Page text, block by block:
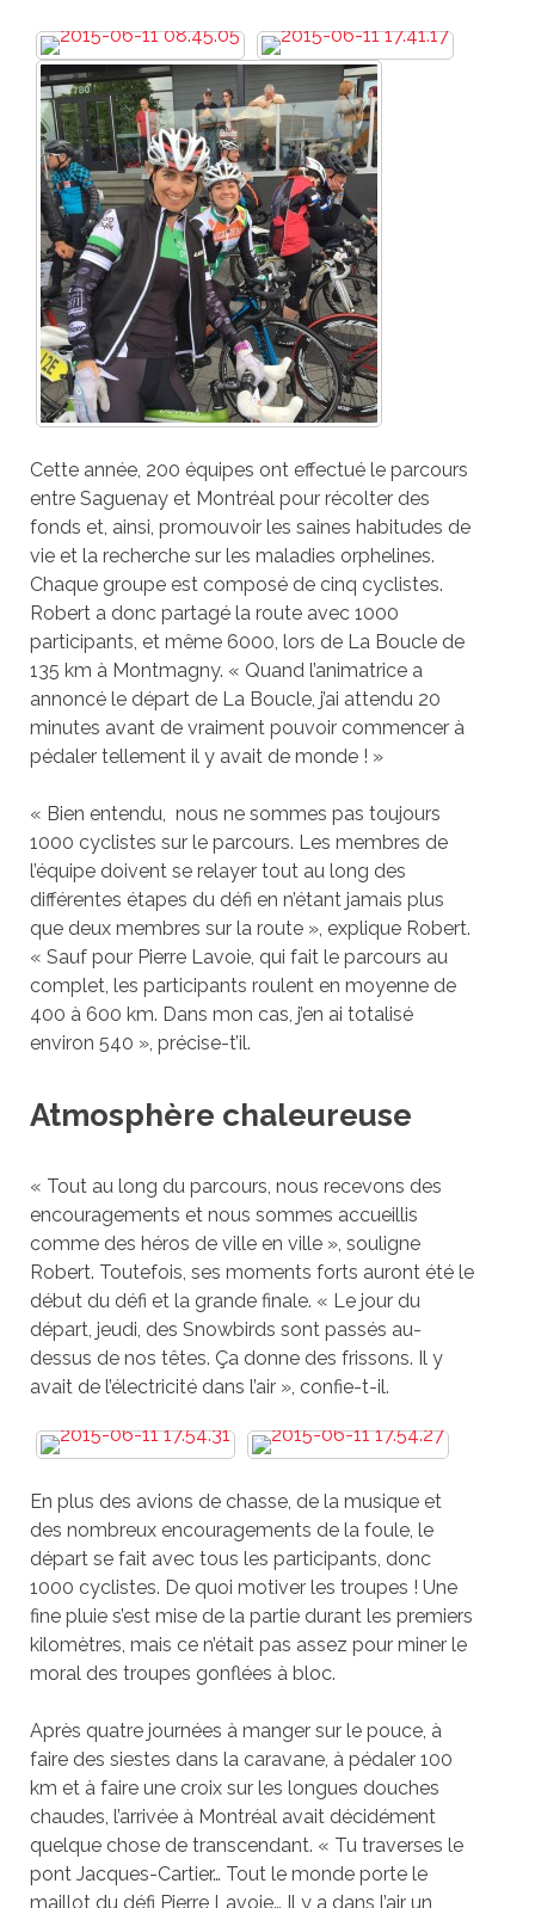
Cette année, 200 équipes ont effectué le parcours
entre Saguenay et Montréal pour récolter des
fonds et, ainsi, promouvoir les saines habitudes de
vie et la recherche sur les maladies orphelines.
Chaque groupe est composé de cinq cyclistes.
Robert a donc partagé la route avec 1000
participants, et même 6000, lors de La Boucle de
135 km à Montmagny. « Quand l’animatrice a
annoncé le départ de La Boucle, j’ai attendu 20
minutes avant de vraiment pouvoir commencer à
pédaler tellement il y avait de monde ! »
« Bien entendu, nous ne sommes pas toujours
1000 cyclistes sur le parcours. Les membres de
l’équipe doivent se relayer tout au long des
différentes étapes du défi en n’étant jamais plus
que deux membres sur la route », explique Robert.
« Sauf pour Pierre Lavoie, qui fait le parcours au
complet, les participants roulent en moyenne de
400 à 600 km. Dans mon cas, j’en ai totalisé
environ 540 », précise-t’il.
Atmosphère chaleureuse
« Tout au long du parcours, nous recevons des
encouragements et nous sommes accueillis
comme des héros de ville en ville », souligne
Robert. Toutefois, ses moments forts auront été le
début du défi et la grande finale. « Le jour du
départ, jeudi, des Snowbirds sont passés au-
dessus de nos têtes. Ça donne des frissons. Il y
avait de l’électricité dans l’air », confie-t-il.
En plus des avions de chasse, de la musique et
des nombreux encouragements de la foule, le
départ se fait avec tous les participants, donc
1000 cyclistes. De quoi motiver les troupes ! Une
fine pluie s’est mise de la partie durant les premiers
kilomètres, mais ce n’était pas assez pour miner le
moral des troupes gonflées à bloc.
Après quatre journées à manger sur le pouce, à
faire des siestes dans la caravane, à pédaler 100
km et à faire une croix sur les longues douches
chaudes, l’arrivée à Montréal avait décidément
quelque chose de transcendant. « Tu traverses le
pont Jacques-Cartier… Tout le monde porte le
maillot du défi Pierre Lavoie… Il y a dans l’air un